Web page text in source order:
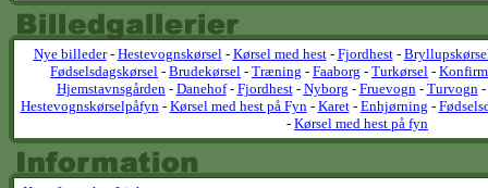
Nye billeder- Hestevognskørsel- Kørsel med hest- Fjordhest-
Fødselsdagskørsel - Brudekørsel - Træning - Faaborg - Turkørsel -
Hjemstavnsgården- Danehof- Fjordhest- Nyborg - Fruevogn- Turvogn-
Hestevognskørselpåfyn- Kørsel med hest på Fyn- Karet- Enhjørning -
- Kørsel med hest på fyn